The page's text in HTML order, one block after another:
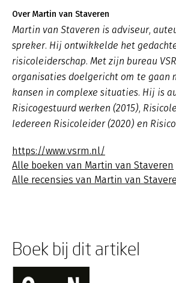
Over Martin van Staveren
Martin van Staveren is adviseur,
spreker. Hij ontwikkelde het
risicoleiderschap. Met zijn bureau
organisaties doelgericht om te gaan
kansen in complexe situaties. Hij is
Risicogestuurd werken (2015),
Iedereen Risicoleider (2020) en
https://www.vsrm.nl/
Alle boeken van Martin van Staveren
Alle recensies van Martin van
Boek bij dit artikel